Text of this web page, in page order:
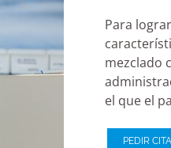
Para
mezclado
el que el
PEDIR CITA